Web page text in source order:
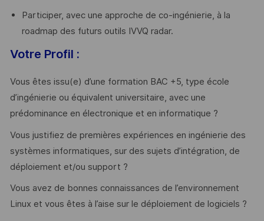
Participer, avec une approche de co-ingénierie, à la
roadmap des futurs outils IVVQ radar.
Votre Profil :
Vous êtes issu(e) d’une formation BAC +5, type école
d’ingénierie ou équivalent universitaire, avec une
prédominance en électronique et en informatique ?
Vous justifiez de premières expériences en ingénierie des
systèmes informatiques, sur des sujets d’intégration, de
déploiement et/ou support ?
Vous avez de bonnes connaissances de l’environnement
Linux et vous êtes à l’aise sur le déploiement de logiciels ?